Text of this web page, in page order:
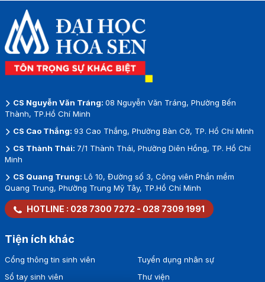
CS Nguyễn Văn Tráng: 08 Nguyễn Văn Tráng, Phường Bến
Thành, TP.Hồ Chí Minh
CS Cao Thắng: 93 Cao Thắng, Phường Bàn Cờ, TP. Hồ Chí Minh
CS Thành Thái: 7/1 Thành Thái, Phường Diên Hồng, TP. Hồ Chí
Minh
CS Quang Trung: Lô 10, Đường số 3, Công viên Phần mềm
Quang Trung, Phường Trung Mỹ Tây, TP.Hồ Chí Minh
HOTLINE : 028 7300 7272 - 028 7309 1991
Tiện ích khác
Cổng thông tin sinh viên
Sổ tay sinh viên
Tuyển dụng nhân sự
Thư viện